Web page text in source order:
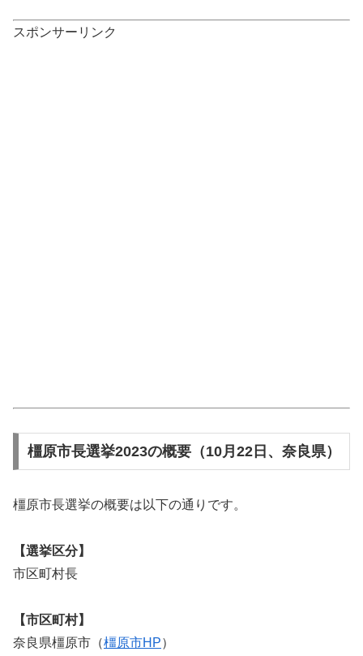
スポンサーリンク
橿原市長選挙2023の概要（10月22日、奈良県）
橿原市長選挙の概要は以下の通りです。
【選挙区分】
市区町村長
【市区町村】
奈良県橿原市（橿原市HP）